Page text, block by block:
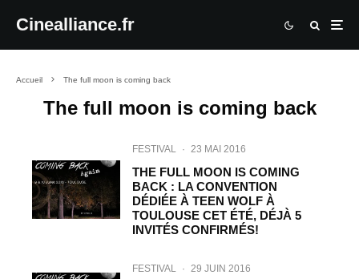
Cinealliance.fr
Accueil The full moon is coming back
The full moon is coming back
FESTIVAL · 23 MAI 2016
THE FULL MOON IS COMING
BACK : LA CONVENTION
DÉDIÉE À TEEN WOLF À
TOULOUSE CET ÉTÉ, DÉJÀ 5
INVITÉS CONFIRMÉS!
FESTIVAL · 29 JUIN 2016